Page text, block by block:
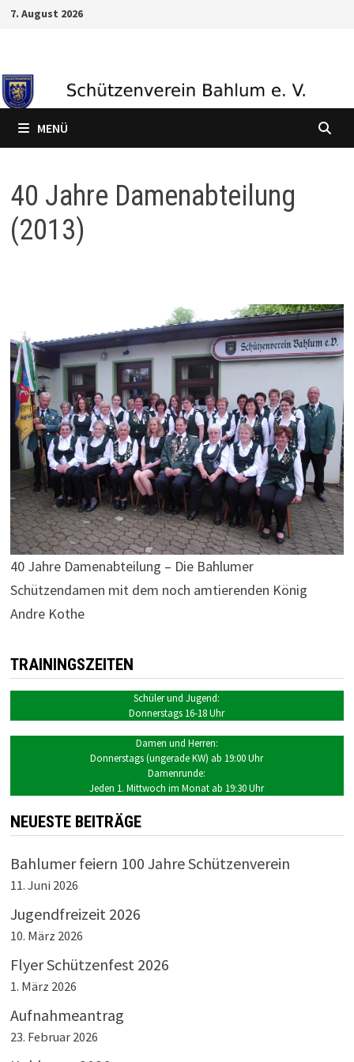
Zum7. August 2026
MENÜ
40 Jahre Damenabteilung
(2013)
40 Jahre Damenabteilung – Die Bahlumer
Schützendamen mit dem noch amtierenden König
Andre Kothe
TRAININGSZEITEN
Schüler und Jugend:
Donnerstags 16-18 Uhr
Damen und Herren:
Donnerstags (ungerade KW) ab 19:00 Uhr
Damenrunde:
Jeden 1. Mittwoch im Monat ab 19:30 Uhr
NEUESTE BEITRÄGE
Bahlumer feiern 100 Jahre Schützenverein
11. Juni 2026
Jugendfreizeit 2026
10. März 2026
Flyer Schützenfest 2026
1. März 2026
Aufnahmeantrag
23. Februar 2026